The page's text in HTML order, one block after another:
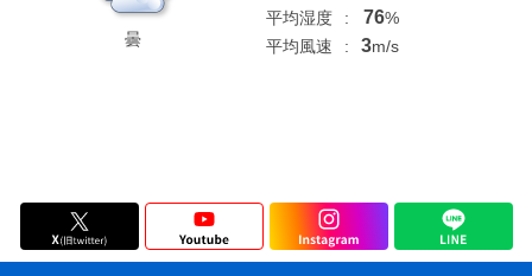
曇
平均湿度
: 76%
平均風速
: 3m/s